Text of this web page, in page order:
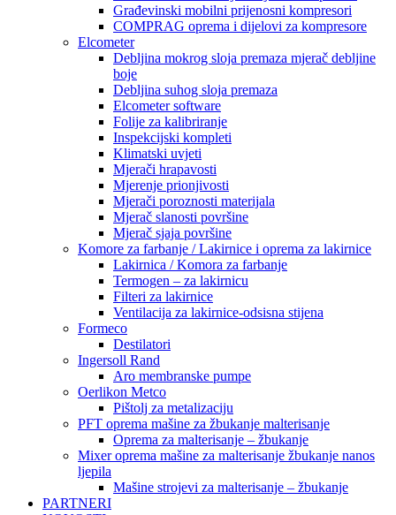
Građevinski mobilni prijenosni kompresori
COMPRAG oprema i dijelovi za kompresore
Elcometer
Debljina mokrog sloja premaza mjerač debljine
boje
Debljina suhog sloja premaza
Elcometer software
Folije za kalibriranje
Inspekcijski kompleti
Klimatski uvjeti
Mjerači hrapavosti
Mjerenje prionjivosti
Mjerači poroznosti materijala
Mjerač slanosti površine
Mjerač sjaja površine
Komore za farbanje / Lakirnice i oprema za lakirnice
Lakirnica / Komora za farbanje
Termogen – za lakirnicu
Filteri za lakirnice
Ventilacija za lakirnice-odsisna stijena
Formeco
Destilatori
Ingersoll Rand
Aro membranske pumpe
Oerlikon Metco
Pištolj za metalizaciju
PFT oprema mašine za žbukanje malterisanje
Oprema za malterisanje – žbukanje
Mixer oprema mašine za malterisanje žbukanje nanos
ljepila
Mašine strojevi za malterisanje – žbukanje
PARTNERI